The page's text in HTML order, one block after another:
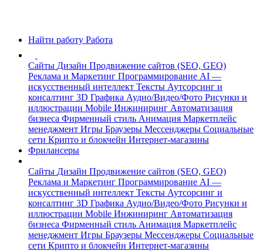
Найти работу Работа
Сайты Дизайн Продвижение сайтов (SEO, GEO)
Реклама и Маркетинг Программирование AI —
искусственный интеллект Тексты Аутсорсинг и
консалтинг 3D Графика Аудио/Видео/Фото Рисунки и
иллюстрации Mobile Инжиниринг Автоматизация
бизнеса Фирменный стиль Анимация Маркетплейс
менеджмент Игры Браузеры Мессенджеры Социальные
сети Крипто и блокчейн Интернет-магазины
Фрилансеры
Сайты Дизайн Продвижение сайтов (SEO, GEO)
Реклама и Маркетинг Программирование AI —
искусственный интеллект Тексты Аутсорсинг и
консалтинг 3D Графика Аудио/Видео/Фото Рисунки и
иллюстрации Mobile Инжиниринг Автоматизация
бизнеса Фирменный стиль Анимация Маркетплейс
менеджмент Игры Браузеры Мессенджеры Социальные
сети Крипто и блокчейн Интернет-магазины